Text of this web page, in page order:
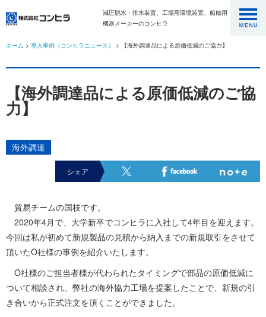
減圧脱水・排水装置、工場用環境装置、船舶用
機器メーカーのコンヒラ
ホーム > 導入事例（コンヒラニュース） > 【海外調達品による原価低減のご協力】
【海外調達品による原価低減のご協
力】
海外調達
シェア
貿易チームの国枝です。
2020年4月で、大学新卒でコンヒラに入社して4年目を迎えます。
今回は私が初めて新規製品の見積から納入までの新規取引をさせて
頂いたO社様の事例を紹介いたします。
O社様のご担当者様が代わられたタイミングで部品の原価低減に
ついて相談され、弊社の海外協力工場を提案したことで、新規の引
き合いから正式注文を頂くことができました。